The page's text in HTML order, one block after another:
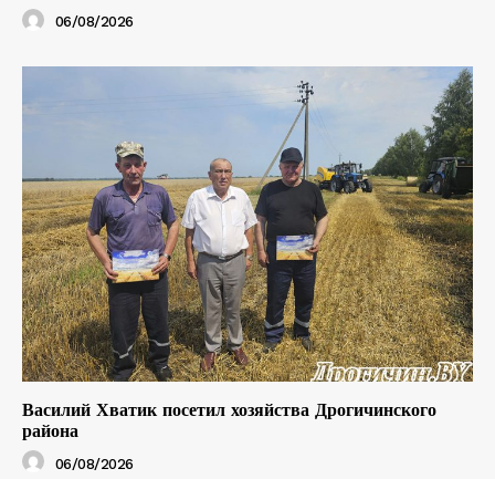
06/08/2026
Василий Хватик посетил хозяйства Дрогичинского
района
06/08/2026